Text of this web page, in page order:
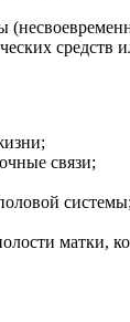
средств
связи;
системы;
матки,